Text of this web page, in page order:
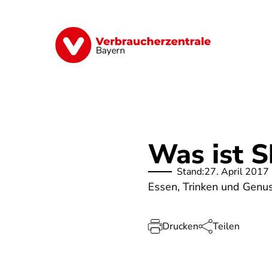
Bayern
Finanzen Digitales Lebensmittel
Was ist
Stand:27. April 2017
Essen, Trinken und
Drucken Teilen